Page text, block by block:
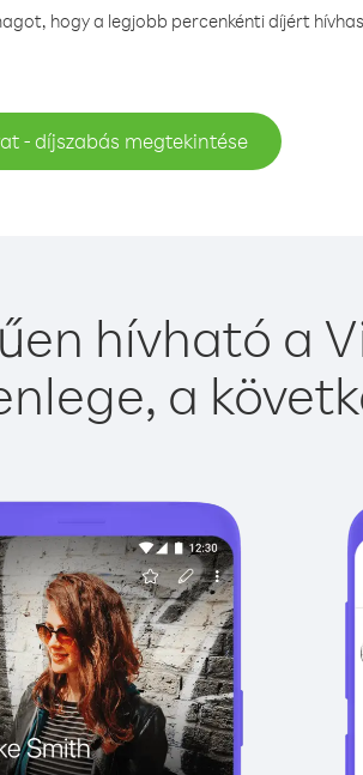
hogy a legjobb percenkénti díjért
- díjszabás megtekintése
hívható a
a